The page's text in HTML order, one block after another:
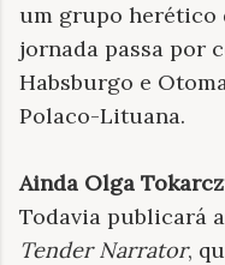
um grupo herético
jornada passa por
Habsburgo e
Polaco-Lituana.
Ainda Olga
Todavia publicará
Tender Narrator,